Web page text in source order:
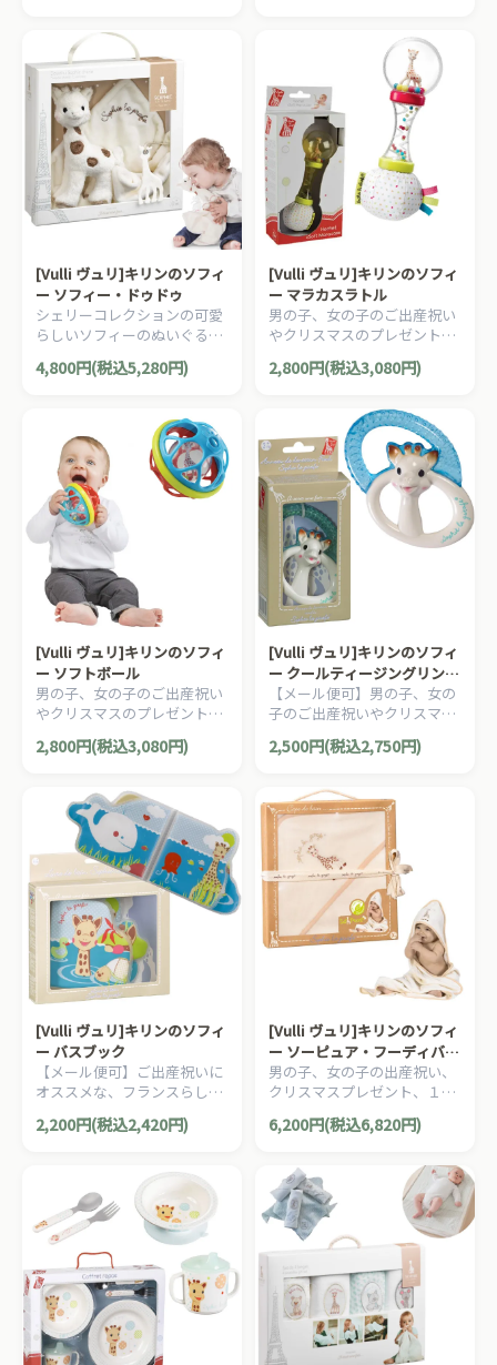
レクションシリーズです。
[Vulli ヴュリ]キリンのソフィ
ー ソフィー・ドゥドゥ
シェリーコレクションの可愛
らしいソフィーのぬいぐるみ
に、小さなタオルがついてい
ます。ご出産祝いにオススメ
のキリンのソフィーコレクシ
ョンシリーズです。
4,800円(税込5,280円)
[Vulli ヴュリ]キリンのソフィ
ー マラカスラトル
男の子、女の子のご出産祝い
やクリスマスのプレゼント、
1歳の誕生日プレゼントにオ
ススメな、フランスらしいデ
レクションシリーズです。
2,800円(税込3,080円)
[Vulli ヴュリ]キリンのソフィ
ー ソフトボール
男の子、女の子のご出産祝い
やクリスマスのプレゼント、
1歳の誕生日プレゼントにオ
ススメな、フランスらしいデ
レクションシリーズです。
2,800円(税込3,080円)
[Vulli ヴュリ]キリンのソフィ
ー クールティージングリング
歯固め
【メール便可】男の子、女の
子のご出産祝いやクリスマス
のプレゼント、1歳の誕生日
プレゼントにオススメな、フ
ンのソフィーコレクションシ
リーズです。
2,500円(税込2,750円)
[Vulli ヴュリ]キリンのソフィ
ー バスブック
【メール便可】ご出産祝いに
オススメな、フランスらしい
デザインのキリンのソフィー
コレクションシリーズです。
2,200円(税込2,420円)
[Vulli ヴュリ]キリンのソフィ
ー ソーピュア・フーディバス
タオル
男の子、女の子の出産祝い、
クリスマスプレゼント、１歳
の誕生日にオススメ、赤ちゃ
んにも地球にも優しいキリン
ーズです。
6,200円(税込6,820円)